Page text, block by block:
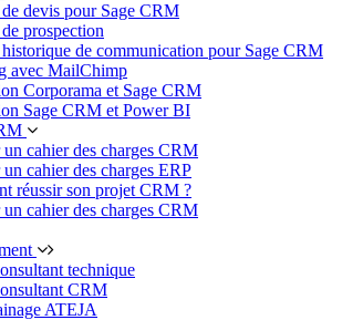
devis pour Sage CRM
prospection
de communication pour Sage CRM
avec MailChimp
Corporama et Sage CRM
Sage CRM et Power BI
un cahier des charges CRM
un cahier des charges ERP
réussir son projet CRM ?
un cahier des charges CRM
technique
CRM
ATEJA